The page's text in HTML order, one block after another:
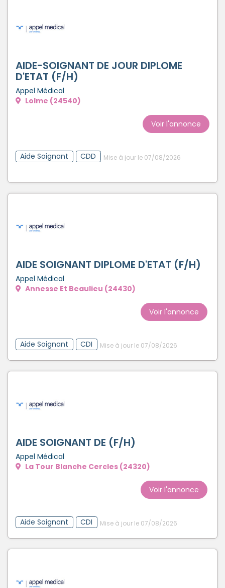
AIDE-SOIGNANT DE JOUR DIPLOME
D'ETAT (F/H)
Appel Médical
Lolme (24540)
Voir l'annonce
Aide Soignant CDD Mise à jour le 07/08/2026
AIDE SOIGNANT DIPLOME D'ETAT (F/H)
Appel Médical
Annesse Et Beaulieu (24430)
Voir l'annonce
Aide Soignant CDI Mise à jour le 07/08/2026
AIDE SOIGNANT DE (F/H)
Appel Médical
La Tour Blanche Cercles (24320)
Voir l'annonce
Aide Soignant CDI Mise à jour le 07/08/2026